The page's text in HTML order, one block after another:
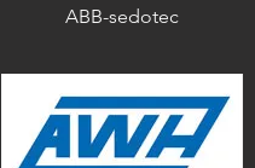
ABB-sedotec